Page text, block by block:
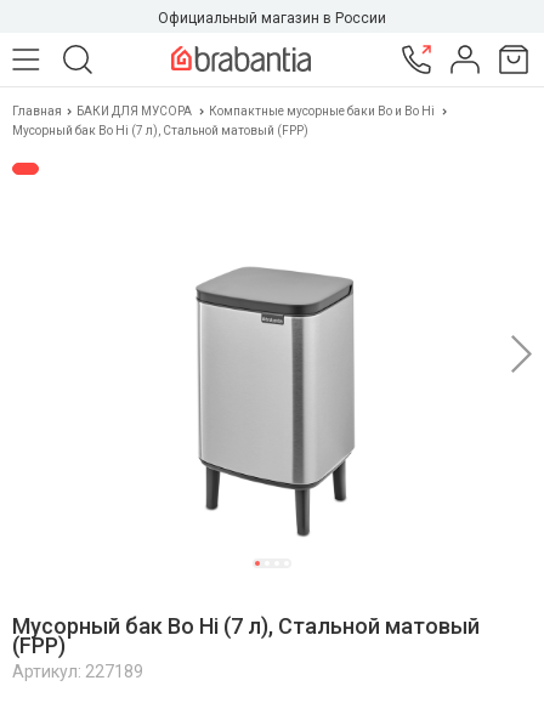
Официальный магазин в России
Главная БАКИ ДЛЯ МУСОРА
Компактные мусорные баки Bo и Bo Hi
Мусорный бак Bo Hi (7 л), Стальной матовый (FPP)
Мусорный бак Bo Hi (7 л), Стальной матовый
(FPP)
Артикул: 227189